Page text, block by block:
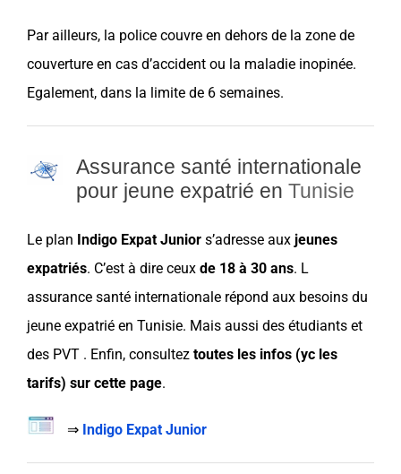
Par ailleurs, la police couvre en dehors de la zone de
couverture en cas d’accident ou la maladie inopinée.
Egalement, dans la limite de 6 semaines.
Assurance santé internationale
pour jeune expatrié en Tunisie
Le plan Indigo Expat Junior s’adresse aux jeunes
expatriés. C’est à dire ceux de 18 à 30 ans. L
assurance santé internationale répond aux besoins du
jeune expatrié en Tunisie. Mais aussi des étudiants et
des PVT . Enfin, consultez toutes les infos (yc les
tarifs) sur cette page.
⇒ Indigo Expat Junior